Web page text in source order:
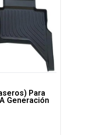
Para
Generación